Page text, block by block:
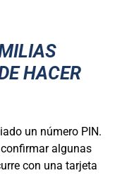
HACER
un número PIN.
algunas
con una tarjeta